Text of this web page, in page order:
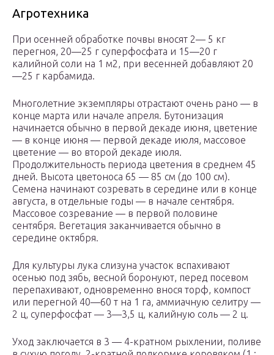
Агротехника
При осенней обработке почвы вносят 2— 5 кг
перегноя, 20—25 г суперфосфата и 15—20 г
калийной соли на 1 м2, при весенней добавляют 20
—25 г карбамида.
Многолетние экземпляры отрастают очень рано — в
конце марта или начале апреля. Бутонизация
начинается обычно в первой декаде июня, цветение
— в конце июня — первой декаде июля, массовое
цветение — во второй декаде июля.
Продолжительность периода цветения в среднем 45
дней. Высота цветоноса 65 — 85 см (до 100 см).
Семена начинают созревать в середине или в конце
августа, в отдельные годы — в начале сентября.
Массовое созревание — в первой половине
сентября. Вегетация заканчивается обычно в
середине октября.
Для культуры лука слизуна участок вспахивают
осенью под зябь, весной боронуют, перед посевом
перепахивают, одновременно внося торф, компост
или перегной 40—60 т на 1 га, аммиачную селитру —
2 ц, суперфосфат — 3—3,5 ц, калийную соль — 2 ц.
Уход заключается в 3 — 4-кратном рыхлении, поливе